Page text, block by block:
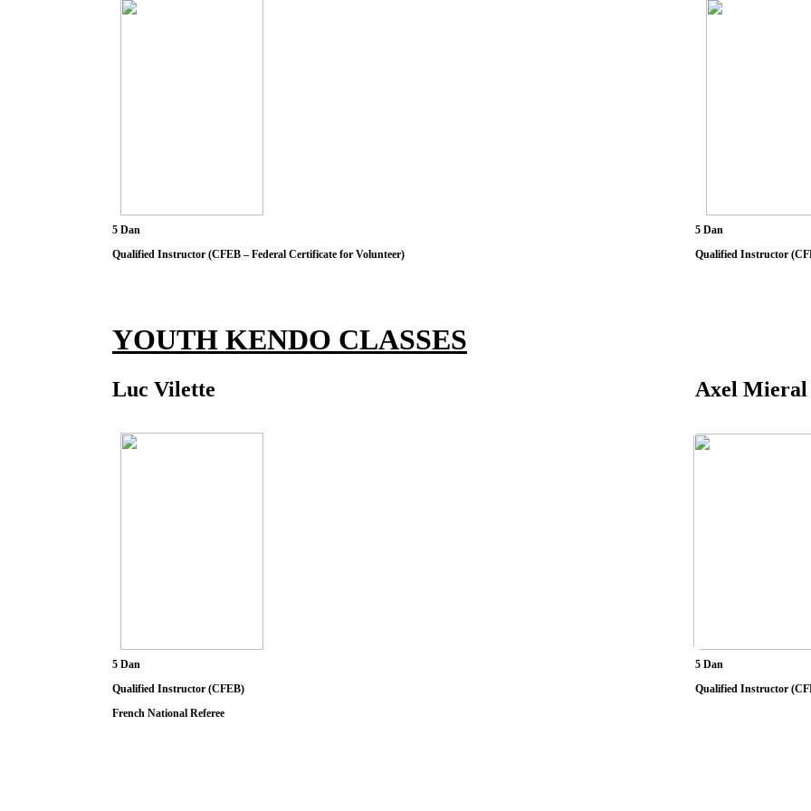
5 Dan
Qualified Instructor (CFEB – Federal Certificate for Volunteer)
5 Dan
Qualified Instructor
YOUTH KENDO CLASSES
Luc Vilette
5 Dan
Qualified Instructor (CFEB)
French National Referee
Axel Mieral
5 Dan
Qualified Instructor